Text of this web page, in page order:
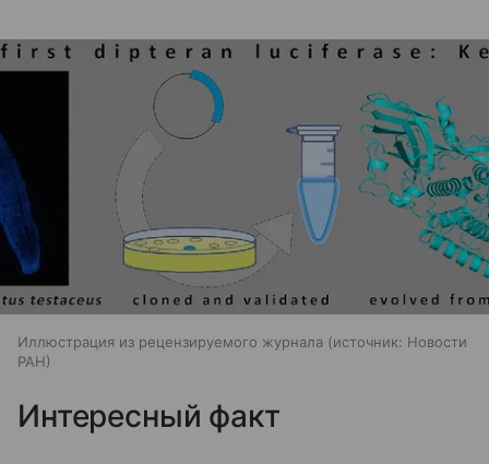
Иллюстрация из рецензируемого журнала источник: Новости
РАН
Интересный факт